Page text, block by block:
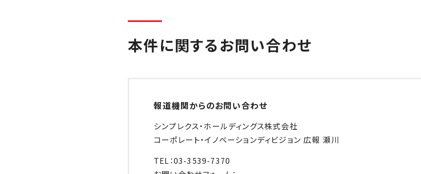
本件に関するお問い合わせ
報道機関からのお問い合わせ
シンプレクス・ホールディングス株式会社
コーポレート・イノベーションディビジョン 広報 瀬川
TEL：03-3539-7370